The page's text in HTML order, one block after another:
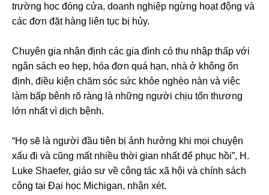
trường học đóng cửa, doanh nghiệp ngừng hoạt động và
các đơn đặt hàng liên tục bị hủy.
Chuyên gia nhận định các gia đình có thu nhập thấp với
ngân sách eo hẹp, hóa đơn quá hạn, nhà ở không ổn
định, điều kiện chăm sóc sức khỏe nghèo nàn và việc
làm bấp bênh rõ ràng là những người chịu tổn thương
lớn nhất vì dịch bệnh.
“Họ sẽ là người đầu tiên bị ảnh hưởng khi mọi chuyện
xấu đi và cũng mất nhiều thời gian nhất để phục hồi”, H.
Luke Shaefer, giáo sư về công tác xã hội và chính sách
công tại Đại học Michigan, nhận xét.